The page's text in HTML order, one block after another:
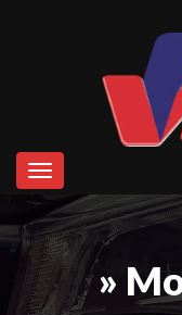
Toggle navigation
»